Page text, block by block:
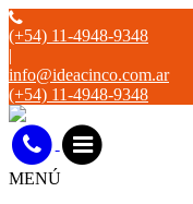
(+54) 11-4948-9348
|
info@ideacinco.com.ar
(+54) 11-4948-9348
MENÚ